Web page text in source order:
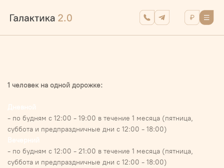
1 человек на одной дорожке:
- по будням с 12:00 - 19:00 в течение 1 месяца (пятница,
суббота и предпраздничные дни с 12:00 - 18:00)
- по будням с 12:00 - 21:00 в течение 1 месяца (пятница,
суббота и предпраздничные дни с 12:00 - 18:00)